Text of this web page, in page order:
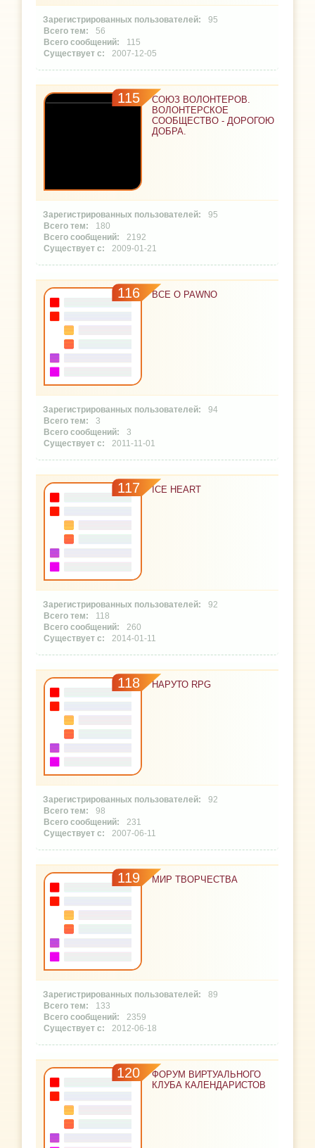
95
56
115
2007-12-05
115
СОЮЗ ВОЛОНТЕРОВ.
ВОЛОНТЕРСКОЕ
СООБЩЕСТВО - ДОРОГОЮ
ДОБРА.
95
180
2192
2009-01-21
116 ВСЕ О PAWNO
94
3
3
2011-11-01
117 ICE HEART
92
118
260
2014-01-11
118 НАРУТО RPG
92
98
231
2007-06-11
119 МИР ТВОРЧЕСТВА
89
133
2359
2012-06-18
120
ФОРУМ ВИРТУАЛЬНОГО
КЛУБА КАЛЕНДАРИСТОВ